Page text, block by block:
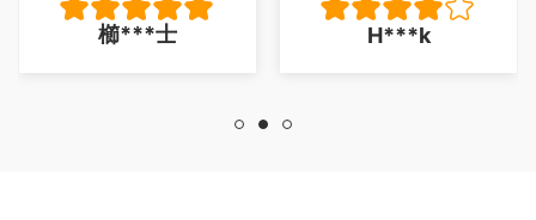
るところがあ
し残念でした